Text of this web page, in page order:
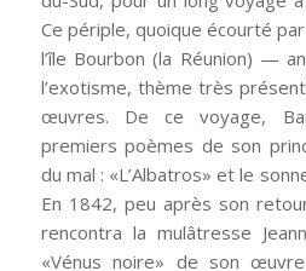
Ce périple, quoique écourté
l’île Bourbon (la Réunion) —
l’exotisme, thème très
œuvres. De ce voyage,
premiers poèmes de son
du mal : «L’Albatros» et le
En 1842, peu après son
rencontra la mulâtresse
«Vénus noire» de son